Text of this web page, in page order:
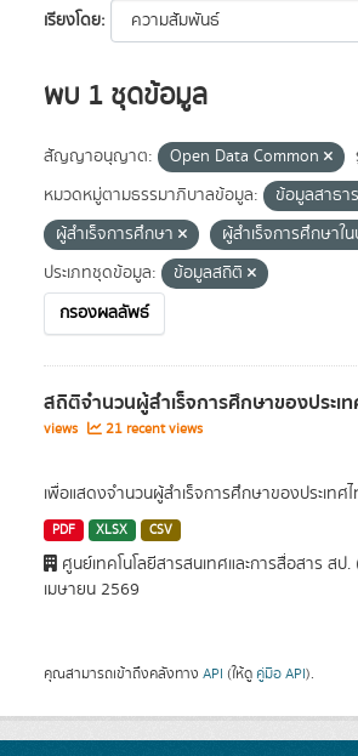
เรียงโดย
พบ 1 ชุดข้อมูล
สัญญาอนุญาต: Open Data Common
หมวดหมู่ตามธรรมาภิบาลข้อมูล:
ข้อมูลสาธา
ผู้สำเร็จการศึกษา
ผู้สำเร็จการศึกษาใน
ประเภทชุดข้อมูล:
ข้อมูลสถิติ
กรองผลลัพธ์
สถิติจำนวนผู้สำเร็จการศึกษาของประเ
views
21 recent views
เพื่อแสดงจำนวนผู้สำเร็จการศึกษาของประเทศ
PDF XLSX CSV
ศูนย์เทคโนโลยีสารสนเทศและการสื่อสาร สป
เมษายน 2569
คุณสามารถเข้าถึงคลังทาง API (ให้ดู คู่มือ API).